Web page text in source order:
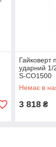
Гайковерт
ударний 1/
S-CO1500
Немає в
3 818 ₴